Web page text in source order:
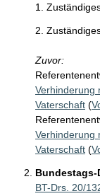
1.
2.
Zuvor:
Verhinderung
Vaterschaft (
Verhinderung
Vaterschaft (
Bundestags-
BT-Drs. 20/